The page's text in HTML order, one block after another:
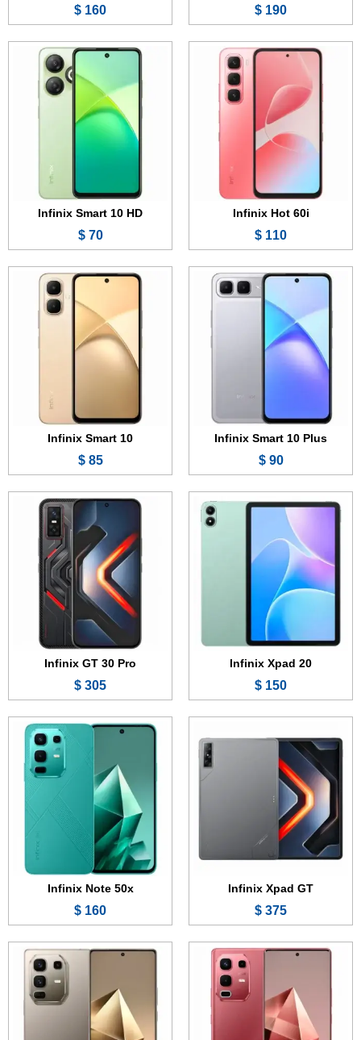
190 $
160 $
Infinix Hot 60i
110 $
Infinix Smart 10 HD
70 $
Infinix Smart 10 Plus
90 $
الشاشة:
الذاكرة:
الرام:
الكاميرا:
المعالج:
البطارية والشحن السريع:
عرض الموصفات ←
Infinix Smart 10
85 $
الكاميرا:
المعالج:
البطارية والشحن السريع:
عرض الموصفات ←
Infinix Xpad 20
150 $
الذاكرة الداخلية:
الرام:
4 أو 6 أو 8 جيجابايت
الكاميرا:
المعالج:Mediatek Helio G88
البطارية والشحن السريع:
عرض الموصفات ←
Infinix GT 30 Pro
305 $
الرام:
الكاميرا:
المعالج:
البطارية والشحن السريع:
عرض الموصفات ←
Infinix Xpad GT
375 $
الشاشة:
الذاكرة الداخلية:256 جيجابايت
الرام:8 جيجابايت
الكاميرا:13 ميجابكسل
البطارية والشحن السريع:
عرض الموصفات ←
Infinix Note 50x
160 $
الذاكرة:128 أو 256 جيجابايت
الرام:
المعالج:Mediatek Dimensity 7300 Ultimate
البطارية والشحن السريع:
عرض الموصفات ←
الشاشة:6.78 بوصة - 144 هرتز - AMOLED
الذاكرة:
الرام: 8 جيجابايت
الكاميرا:64 + 2 ميجابكسل
المعالج:
البطارية والشحن السريع:
عرض الموصفات ←
الكاميرا: 50 + 50 + 8 ميجابكسل
المعالج:Mediatek Dimensity 8350
البطارية والشحن السريع:
عرض الموصفات ←